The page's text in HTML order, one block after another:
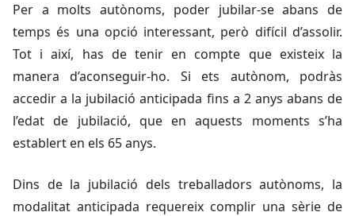
Per a molts autònoms, poder jubilar-se abans de
temps és una opció interessant, però difícil d’assolir.
Tot i així, has de tenir en compte que existeix la
manera d’aconseguir-ho. Si ets autònom, podràs
accedir a la jubilació anticipada fins a 2 anys abans de
l’edat de jubilació, que en aquests moments s’ha
establert en els 65 anys.
Dins de la jubilació dels treballadors autònoms, la
modalitat anticipada requereix complir una sèrie de